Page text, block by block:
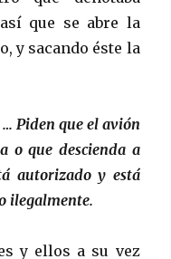
que se abre la
y sacando éste la
Piden que el avión
o que descienda a
autorizado y está
ilegalmente.
y ellos a su vez